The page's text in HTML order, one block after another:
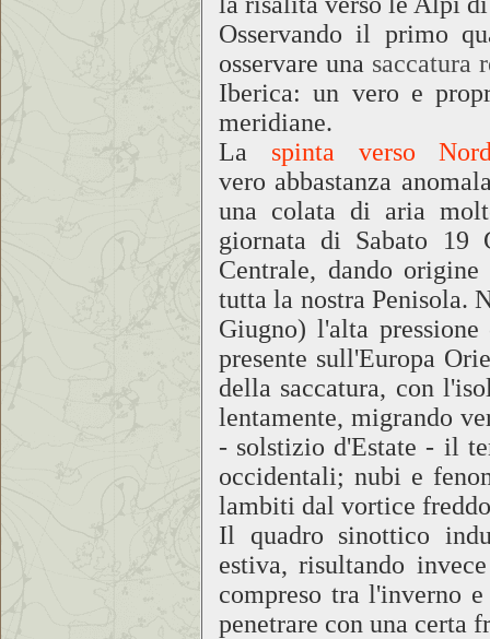
Osservando il primo
osservare una saccatura
Iberica: un vero e
meridiane.
La spinta verso
vero abbastanza
una colata di aria
giornata di Sabato 19
Centrale, dando
tutta la nostra Penisola.
Giugno) l'alta
presente sull'Europa
della saccatura, con
lentamente, migrando
- solstizio d'Estate - il
occidentali; nubi e
lambiti dal vortice
Il quadro sinottico
estiva, risultando
compreso tra l'inverno
penetrare con una certa